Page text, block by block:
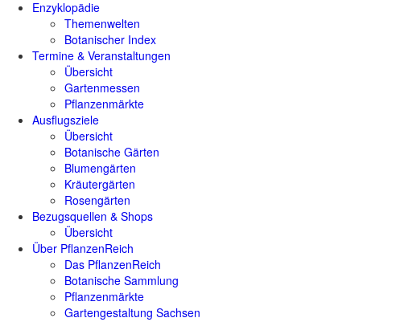
Enzyklopädie
Themenwelten
Botanischer Index
Termine & Veranstaltungen
Übersicht
Gartenmessen
Pflanzenmärkte
Ausflugsziele
Übersicht
Botanische Gärten
Blumengärten
Kräutergärten
Rosengärten
Bezugsquellen & Shops
Übersicht
Über PflanzenReich
Das PflanzenReich
Botanische Sammlung
Pflanzenmärkte
Gartengestaltung Sachsen